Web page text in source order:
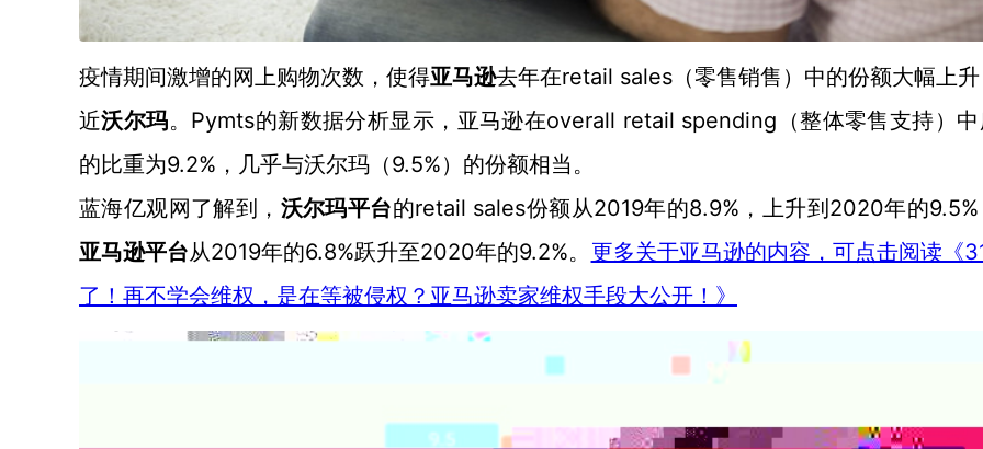
疫情期间激增的网上购物次数，使得亚马逊去年在retail sales（零售销售）中的份额大幅上
近沃尔玛。 Pymts的新数据分析显示，亚马逊在overall retail spending（整体零售支持）中
的比重为9.2%，几乎与沃尔玛（9.5%）的份额相当。
蓝海亿观网了解到， 沃尔玛平台的retail sales份额从2019年的8.9%，上升到2020年的9.5%
亚马逊平台从2019年的6.8%跃升至2020年的9.2%。 更多关于亚马逊的内容，可点击阅读《
了！再不学会维权，是在等被侵权？亚马逊卖家维权手段大公开！》